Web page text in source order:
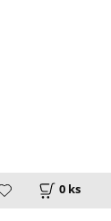
0 ks